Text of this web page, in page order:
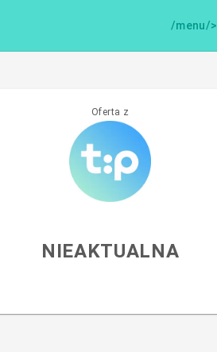
/menu/>
Oferta z
NIEAKTUALNA